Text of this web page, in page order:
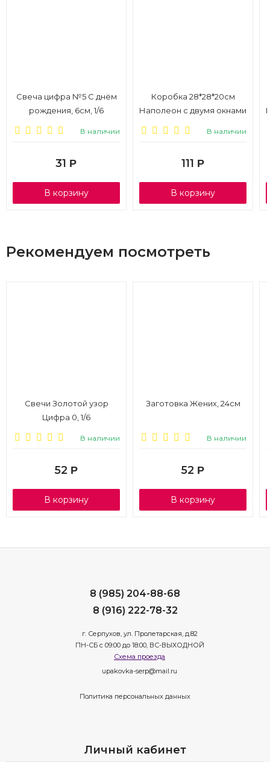
Свеча цифра №5 С днём
рождения, 6см, 1/6
В наличии
31 Р
В корзину
Коробка 28*28*20см
Наполеон с двумя окнами
В наличии
111 Р
В корзину
Рекомендуем посмотреть
Свечи Золотой узор
Цифра 0, 1/6
В наличии
52 Р
В корзину
Заготовка Жених, 24см
В наличии
52 Р
В корзину
8 (985) 204-88-68
8 (916) 222-78-32
г. Серпухов, ул. Пролетарская, д.82
ПН-СБ с 09:00 до 18:00, ВС-ВЫХОДНОЙ
Схема проезда
upakovka-serp@mail.ru
Политика персональных данных
Личный кабинет